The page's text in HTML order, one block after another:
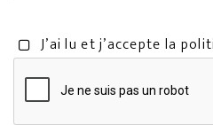
J’ai lu et j’accepte la